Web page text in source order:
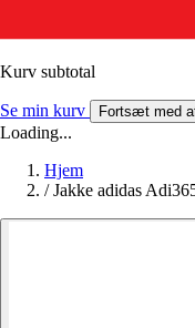
Kurv subtotal
Se min kurv Fortsæt med
Loading...
Hjem
/ Jakke adidas